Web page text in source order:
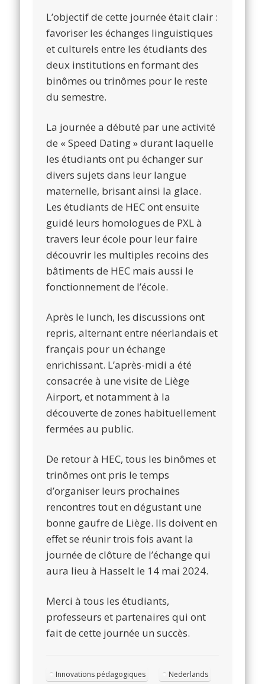
L’objectif de cette journée était clair :
favoriser les échanges linguistiques
et culturels entre les étudiants des
deux institutions en formant des
binômes ou trinômes pour le reste
du semestre.
La journée a débuté par une activité
de « Speed Dating » durant laquelle
les étudiants ont pu échanger sur
divers sujets dans leur langue
maternelle, brisant ainsi la glace.
Les étudiants de HEC ont ensuite
guidé leurs homologues de PXL à
travers leur école pour leur faire
découvrir les multiples recoins des
bâtiments de HEC mais aussi le
fonctionnement de l’école.
Après le lunch, les discussions ont
repris, alternant entre néerlandais et
français pour un échange
enrichissant. L’après-midi a été
consacrée à une visite de Liège
Airport, et notamment à la
découverte de zones habituellement
fermées au public.
De retour à HEC, tous les binômes et
trinômes ont pris le temps
d’organiser leurs prochaines
rencontres tout en dégustant une
bonne gaufre de Liège. Ils doivent en
effet se réunir trois fois avant la
journée de clôture de l’échange qui
aura lieu à Hasselt le 14 mai 2024.
Merci à tous les étudiants,
professeurs et partenaires qui ont
fait de cette journée un succès.
Innovations pédagogiques Nederlands